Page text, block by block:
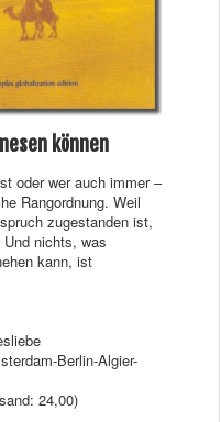
können
oder wer auch immer –
Rangordnung. Weil
zugestanden ist,
nichts, was
kann, ist
Berlin-Algier-
24,00)